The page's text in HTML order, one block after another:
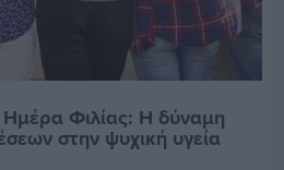
Ημέρα Φιλίας: Η δύναμη
στην ψυχική υγεία